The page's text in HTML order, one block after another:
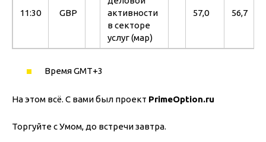
11:30 GBP
активности
в секторе
услуг (мар)
57,0 56,7
Время GMT+3
На этом всё. С вами был проект PrimeOption.ru
Торгуйте с Умом, до встречи завтра.